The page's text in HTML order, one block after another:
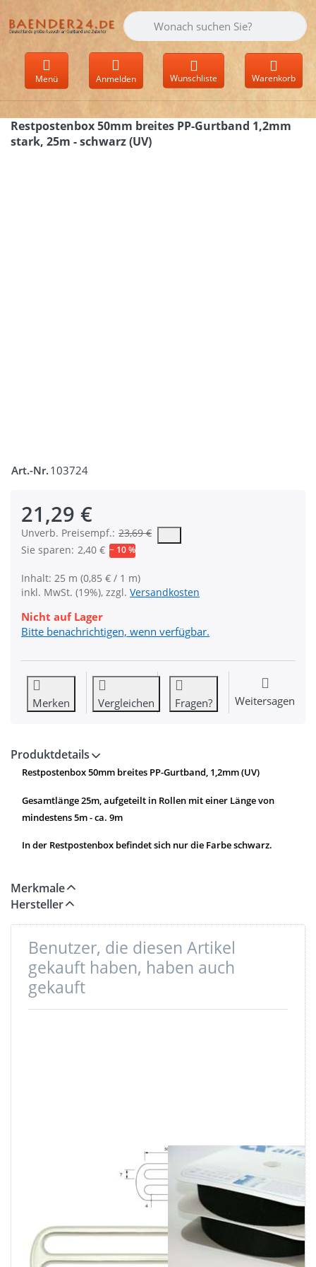
Geben Sie einen Suchbegriff ein.
Menü Anmelden Wunschliste Warenkorb
Restpostenbox 50mm breites PP-Gurtband 1,2mm
stark, 25m - schwarz (UV)
Art.-Nr. 103724
21,29 €
Unverb. Preisempf.: 23,69 €
Die UVP ist der vorgeschlagene oder empfohlene
Sie sparen: 2,40 € − 10 %
Inhalt: 25 m (0,85 € / 1 m)
inkl. MwSt. (19%), zzgl. Versandkosten
Nicht auf Lager
Bitte benachrichtigen, wenn verfügbar.
Merken Vergleichen Fragen? Weitersagen
Produktdetails
Restpostenbox 50mm breites PP-Gurtband, 1,2mm (UV)
Gesamtlänge 25m, aufgeteilt in Rollen mit einer Länge von
mindestens 5m - ca. 9m
In der Restpostenbox befindet sich nur die Farbe schwarz.
Merkmale
Hersteller
Benutzer, die diesen Artikel
gekauft haben, haben auch
gekauft
Regulator aus
Zinkdruckguss -
Durchlass -
25mm hoch - 10
25m Alfagrip
Klettband (25m
Haken- & 25m
Flauschband) -
50mm breit -